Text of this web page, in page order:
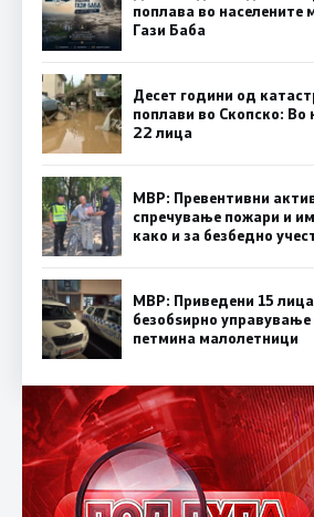
поплава во населените
Гази Баба
Десет години од
поплави во Скопско: Во
22 лица
МВР: Превентивни
спречување пожари и
како и за безбедно
МВР: Приведени 15
безобѕирно
петмина малолетници